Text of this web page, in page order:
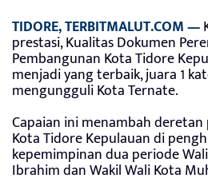
TIDORE, TERBITMALUT.COM —
prestasi, Kualitas Dokumen
Pembangunan Kota Tidore
menjadi yang terbaik, juara 1
mengungguli Kota Ternate.
Capaian ini menambah
Kota Tidore Kepulauan di
kepemimpinan dua periode
Ibrahim dan Wakil Wali Kota